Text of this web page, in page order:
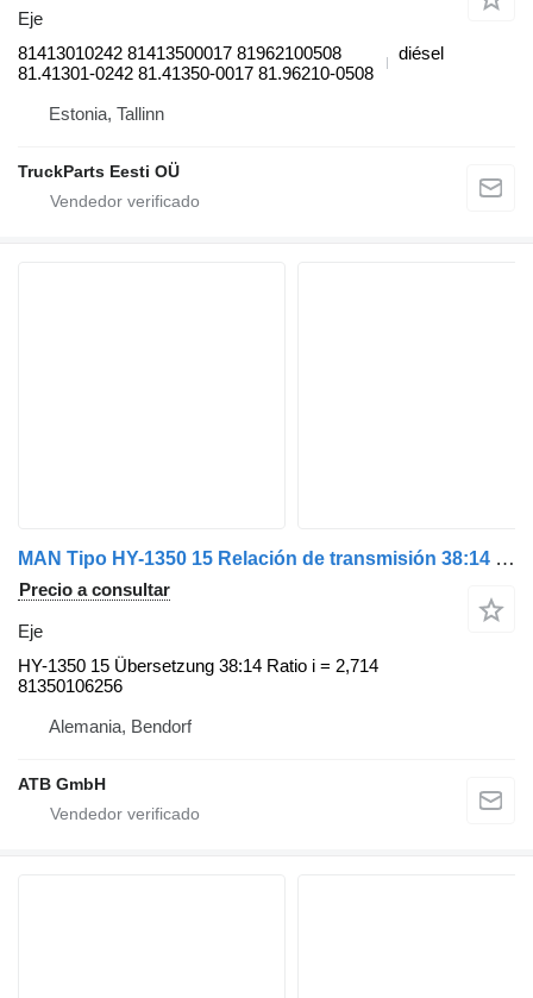
Eje
81413010242 81413500017 81962100508
81.41301-0242 81.41350-0017 81.96210-0508
diésel
Estonia, Tallinn
TruckParts Eesti OÜ
MAN Tipo HY-1350 15 Relación de transmisión 38:14 Relación i = 2,714 81350106256 eje para MAN TGS/TGS camión
Precio a consultar
Eje
HY-1350 15 Übersetzung 38:14 Ratio i = 2,714
81350106256
Alemania, Bendorf
ATB GmbH